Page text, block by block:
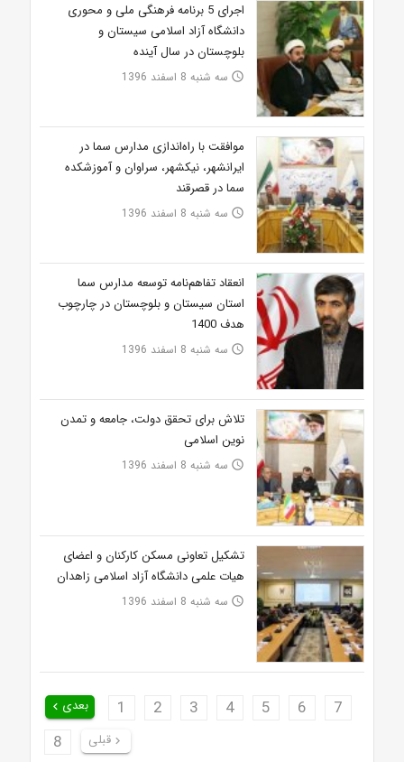
اجرای 5 برنامه فرهنگی ملی و محوری
دانشگاه آزاد اسلامی سیستان و
بلوچستان در سال آینده
access_time سه شنبه 8 اسفند 1396
موافقت با راه‌اندازی مدارس سما در
ایرانشهر، نیکشهر، سراوان و آموزشکده
سما در قصرقند
access_time سه شنبه 8 اسفند 1396
انعقاد تفاهم‌نامه توسعه مدارس سما
استان سیستان و بلوچستان در چارچوب
هدف 1400
access_time سه شنبه 8 اسفند 1396
تلاش برای تحقق دولت، جامعه و تمدن
نوین اسلامی
access_time سه شنبه 8 اسفند 1396
تشکیل تعاونی مسکن کارکنان و اعضای
هیات علمی دانشگاه آزاد اسلامی زاهدان
access_time سه شنبه 8 اسفند 1396
بعدی keyboard_arrow_left 1 2 3 4 5 6
7
8
keyboard_arrow_right قبلی